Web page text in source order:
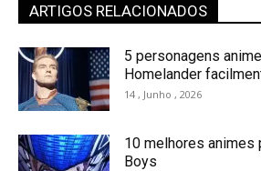
ARTIGOS RELACIONADOS
5 personagens
Homelander
14 , Junho , 2026
10 melhores animes
Boys